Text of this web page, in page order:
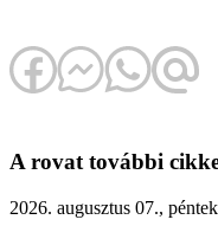
A rovat további
2026. augusztus 07., péntek